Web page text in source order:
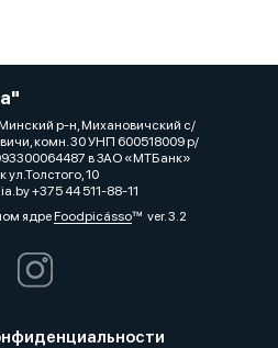
р-н, Михановичский с/
комн. 30 УНП 600518009 р/
в ЗАО «МТБанк»
ул.Толстого, 10
+375 44 511-88-11
ядреFoodpicássover. 3.2